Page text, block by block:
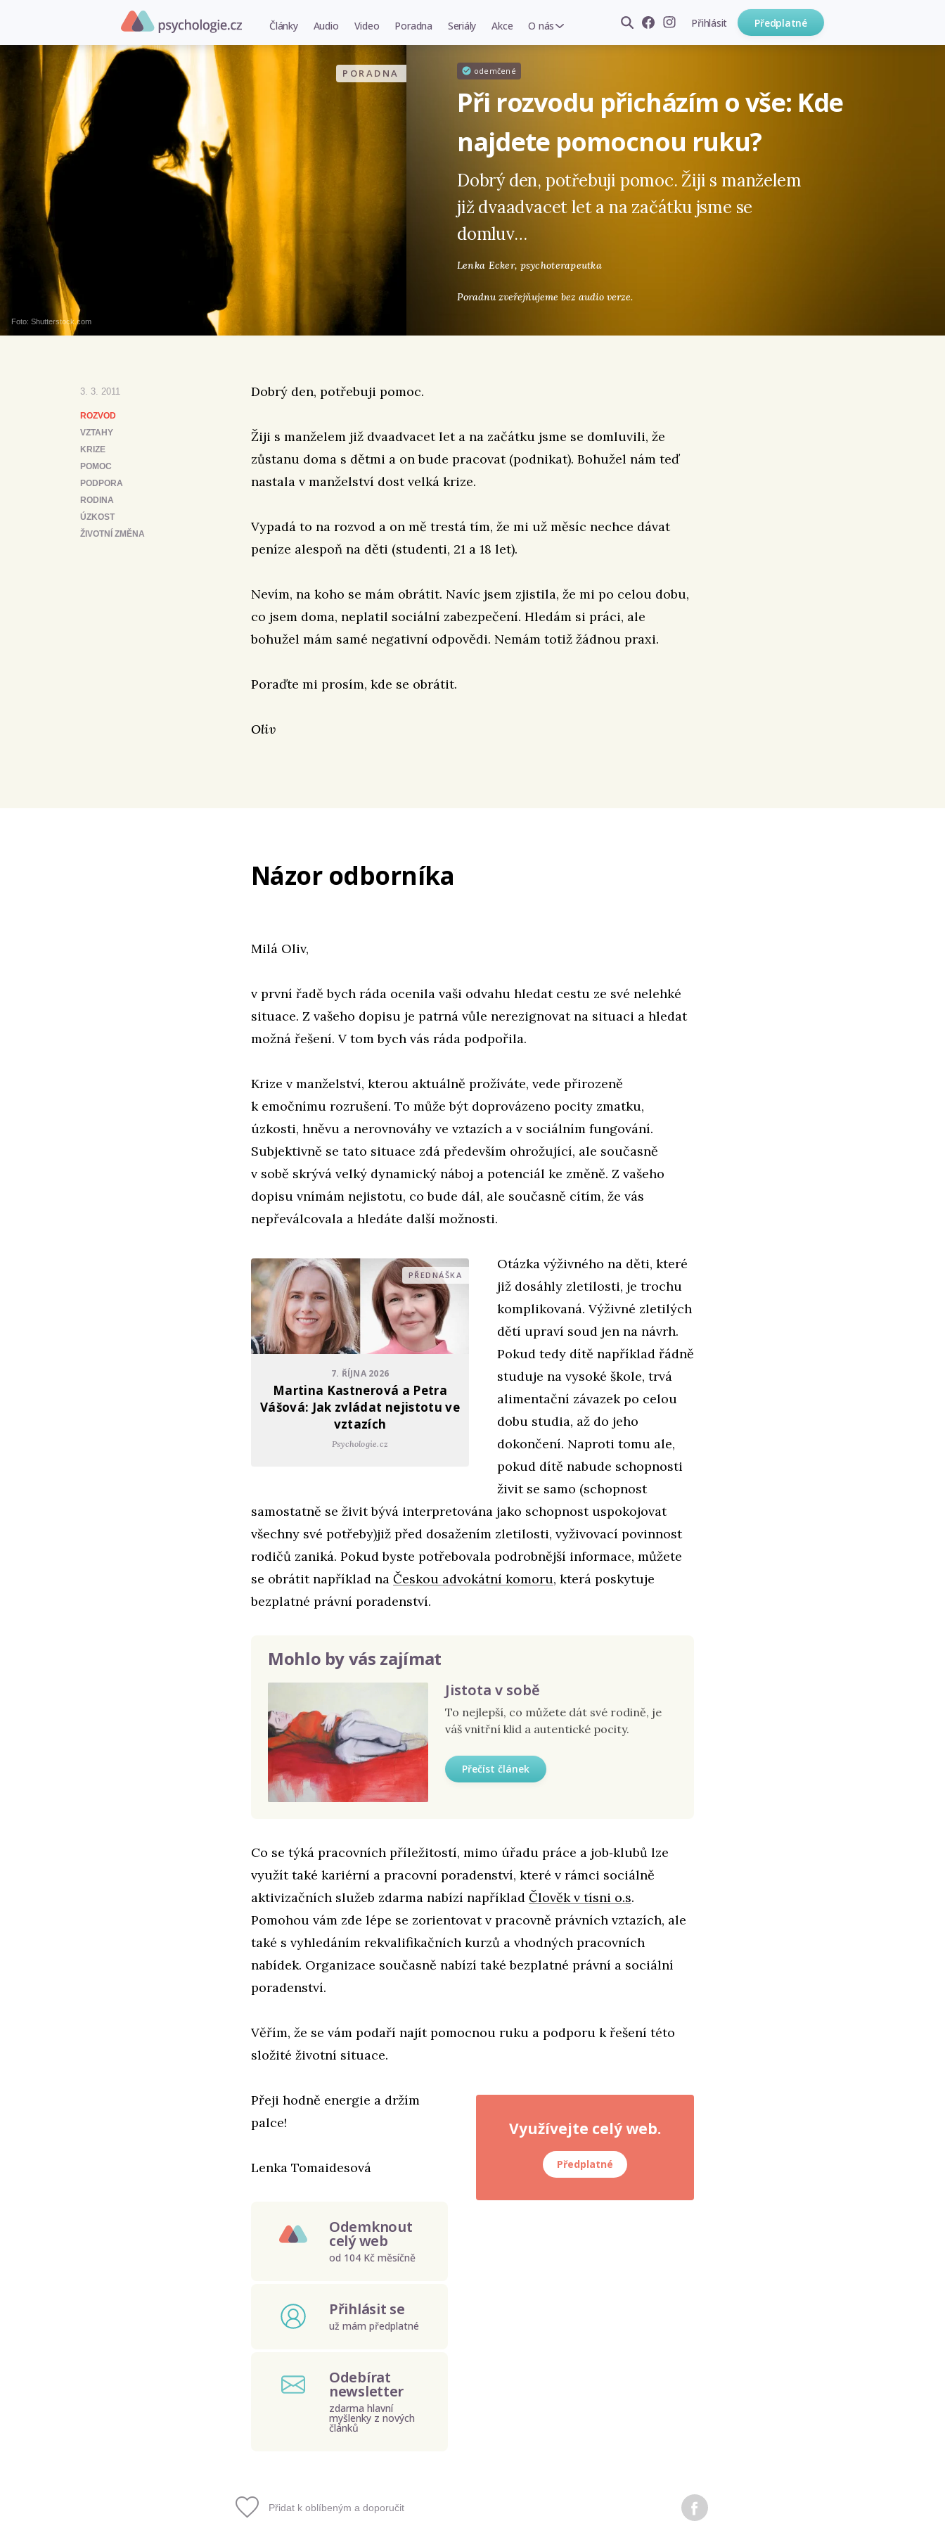
Články Audio Video Poradna Seriály Akce O nás Přihlásit Předplatné
PORADNA
Foto: Shutterstock.com
odemčené
Při rozvodu přicházím o vše: Kde
najdete pomocnou ruku?
Dobrý den, potřebuji pomoc. Žiji s manželem
již dvaadvacet let a na začátku jsme se
domluv…
Lenka Ecker, psychoterapeutka
Poradnu zveřejňujeme bez audio verze.
3. 3. 2011
ROZVOD
VZTAHY
KRIZE
POMOC
PODPORA
RODINA
ÚZKOST
ŽIVOTNÍ ZMĚNA
Dobrý den, potřebuji pomoc.
Žiji s manželem již dvaadvacet let a na začátku jsme se domluvili, že
zůstanu doma s dětmi a on bude pracovat (podnikat). Bohužel nám teď
nastala v manželství dost velká krize.
Vypadá to na rozvod a on mě trestá tím, že mi už měsíc nechce dávat
peníze alespoň na děti (studenti, 21 a 18 let).
Nevím, na koho se mám obrátit. Navíc jsem zjistila, že mi po celou dobu,
co jsem doma, neplatil sociální zabezpečení. Hledám si práci, ale
bohužel mám samé negativní odpovědi. Nemám totiž žádnou praxi.
Poraďte mi prosím, kde se obrátit.
Oliv
Názor odborníka
Milá Oliv,
v první řadě bych ráda ocenila vaši odvahu hledat cestu ze své nelehké
situace. Z vašeho dopisu je patrná vůle nerezignovat na situaci a hledat
možná řešení. V tom bych vás ráda podpořila.
Krize v manželství, kterou aktuálně prožíváte, vede přirozeně
k emočnímu rozrušení. To může být doprovázeno pocity zmatku,
úzkosti, hněvu a nerovnováhy ve vztazích a v sociálním fungování.
Subjektivně se tato situace zdá především ohrožující, ale současně
v sobě skrývá velký dynamický náboj a potenciál ke změně. Z vašeho
dopisu vnímám nejistotu, co bude dál, ale současně cítím, že vás
nepřeválcovala a hledáte další možnosti.
PŘEDNÁŠKA
7. ŘÍJNA 2026
Martina Kastnerová a Petra
Vášová: Jak zvládat nejistotu ve
vztazích
Psychologie.cz
Otázka výživného na děti, které
již dosáhly zletilosti, je trochu
komplikovaná. Výživné zletilých
dětí upraví soud jen na návrh.
Pokud tedy dítě například řádně
studuje na vysoké škole, trvá
alimentační závazek po celou
dobu studia, až do jeho
dokončení. Naproti tomu ale,
pokud dítě nabude schopnosti
živit se samo (schopnost
samostatně se živit bývá interpretována jako schopnost uspokojovat
všechny své potřeby)již před dosažením zletilosti, vyživovací povinnost
rodičů zaniká. Pokud byste potřebovala podrobnější informace, můžete
se obrátit například na Českou advokátní komoru, která poskytuje
bezplatné právní poradenství.
Mohlo by vás zajímat
Jistota v sobě
To nejlepší, co můžete dát své rodině, je
váš vnitřní klid a autentické pocity.
Přečíst článek
Co se týká pracovních příležitostí, mimo úřadu práce a job‑klubů lze
využít také kariérní a pracovní poradenství, které v rámci sociálně
aktivizačních služeb zdarma nabízí například Člověk v tísni o.s.
Pomohou vám zde lépe se zorientovat v pracovně právních vztazích, ale
také s vyhledáním rekvalifikačních kurzů a vhodných pracovních
nabídek. Organizace současně nabízí také bezplatné právní a sociální
poradenství.
Věřím, že se vám podaří najít pomocnou ruku a podporu k řešení této
složité životní situace.
Využívejte celý web.
Předplatné
Přeji hodně energie a držím
palce!
Lenka Tomaidesová
Odemknout
celý web
od 104 Kč měsíčně
Přihlásit se
už mám předplatné
Odebírat
newsletter
zdarma hlavní
myšlenky z nových
článků
Zadáním
Přidat k oblíbeným a doporučit